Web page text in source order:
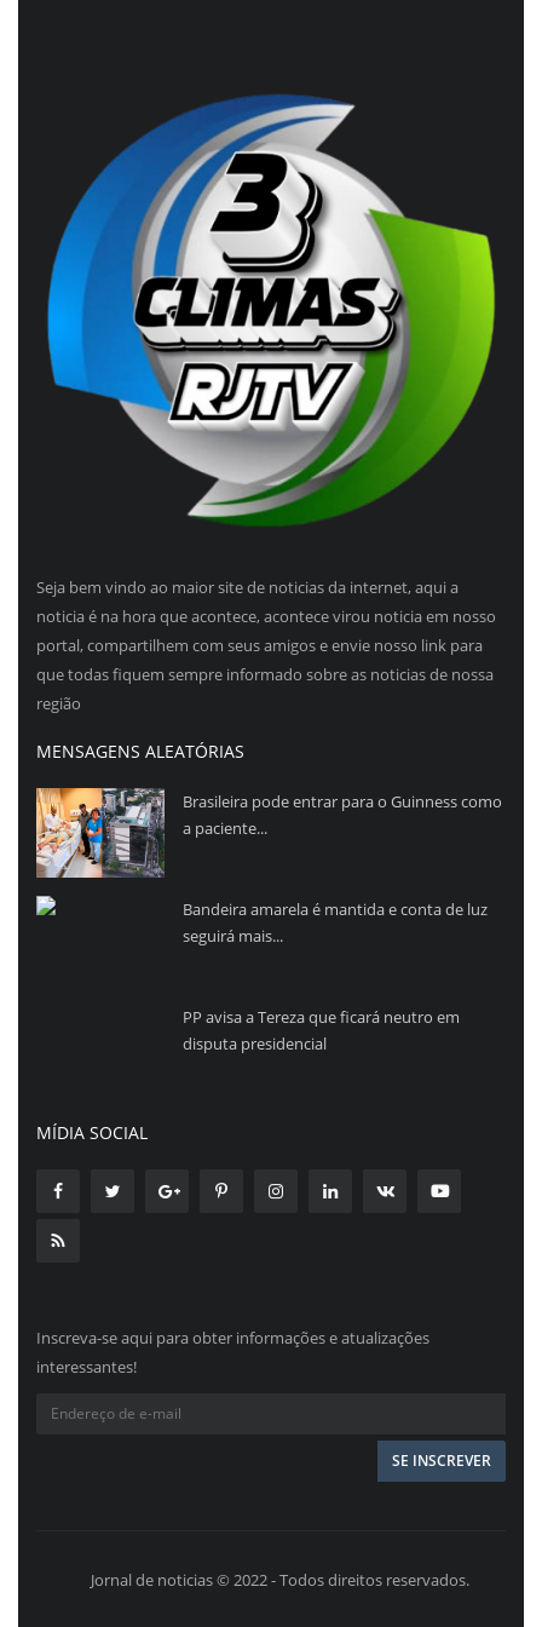
Seja bem vindo ao maior site de noticias da internet, aqui a
noticia é na hora que acontece, acontece virou noticia em nosso
portal, compartilhem com seus amigos e envie nosso link para
que todas fiquem sempre informado sobre as noticias de nossa
região
MENSAGENS ALEATÓRIAS
Brasileira pode entrar para o Guinness como
a paciente...
Bandeira amarela é mantida e conta de luz
seguirá mais...
PP avisa a Tereza que ficará neutro em
disputa presidencial
MÍDIA SOCIAL
Inscreva-se aqui para obter informações e atualizações
interessantes!
Jornal de noticias © 2022 - Todos direitos reservados.